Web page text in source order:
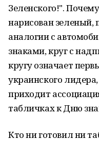
Зеленского!".
нарисован
аналогии с
знаками, круг с
кругу означает
украинского
приходит
табличках к Дню
Кто ни готовил ни